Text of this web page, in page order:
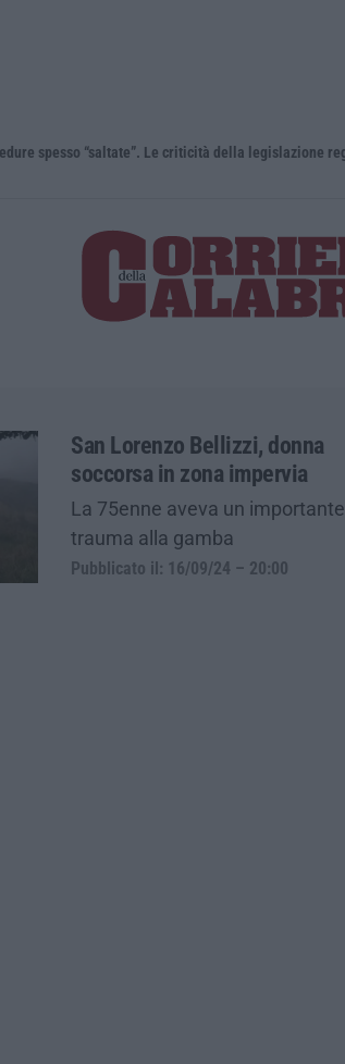
San Lorenzo Bellizzi, donna
soccorsa in zona impervia
La 75enne aveva un importante
trauma alla gamba
Pubblicato il: 16/09/24 – 20:00